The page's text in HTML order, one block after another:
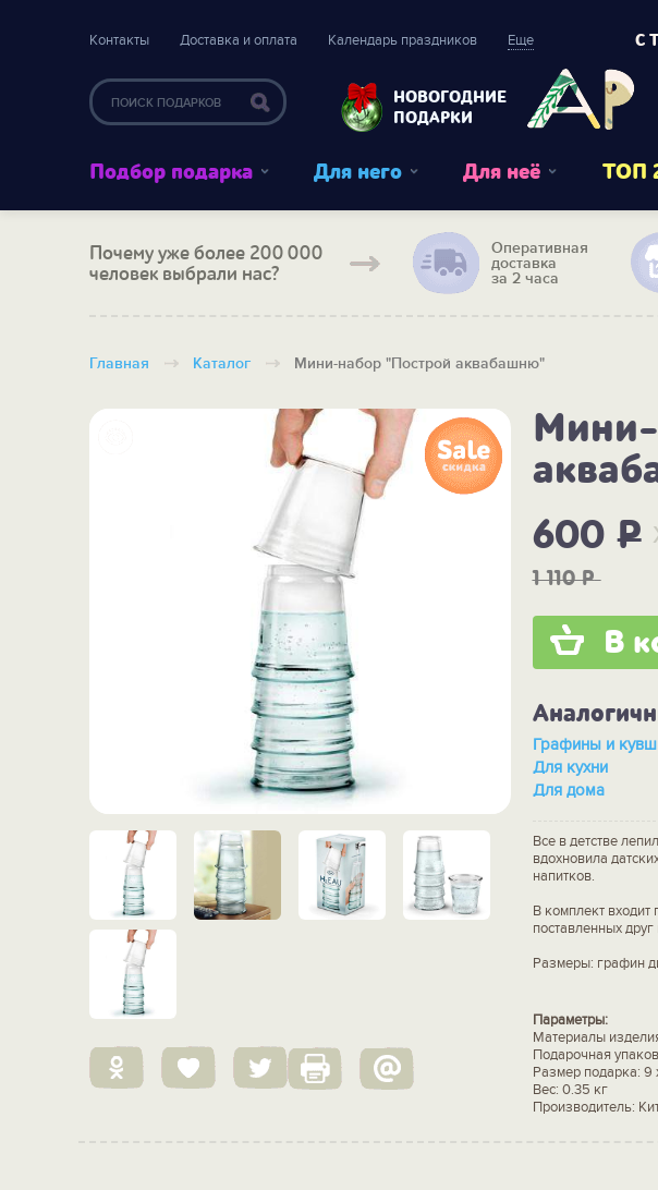
Контакты Доставка и оплата Календарь праздников Еще
НОВОГОДНИЕ
ПОДАРКИ
Подбор подарка Для него Для неё ТОП
Почему уже более 200 000
человек выбрали нас?
Оперативная
доставка
за 2 часа
Главная Каталог Мини-набор "Построй аквабашню"
Мини-
600P
1 110P
В
Графины и
Для кухни
Для дома
Все в детстве
вдохновила
напитков.
В комплект
поставленных
Размеры: графин
Параметры:
Материалы
Подарочная
Размер подарка: 9
Вес: 0.35 кг
Производитель: